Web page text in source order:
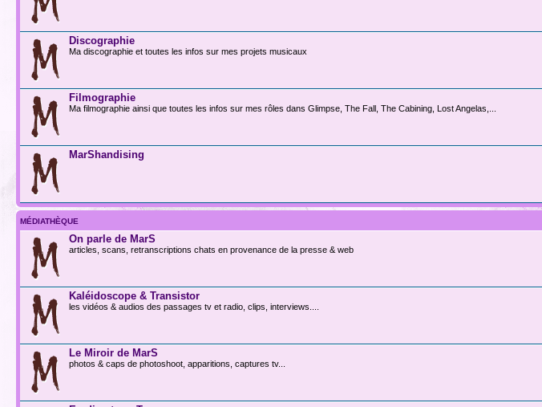
Discographie
Ma discographie et toutes les infos sur mes projets musicaux
Filmographie
Ma filmographie ainsi que toutes les infos sur mes rôles dans Glimpse, The Fall, The Cabining, Lost Angelas,...
MarShandising
MÉDIATHÈQUE
On parle de MarS
articles, scans, retranscriptions chats en provenance de la presse & web
Kaléidoscope & Transistor
les vidéos & audios des passages tv et radio, clips, interviews....
Le Miroir de MarS
photos & caps de photoshoot, apparitions, captures tv...